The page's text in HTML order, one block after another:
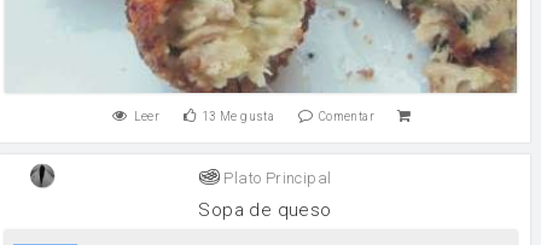
Leer 13 Me gusta Comentar
Plato Principal
Sopa de queso